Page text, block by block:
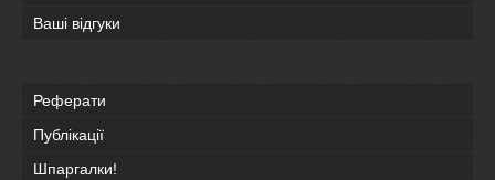
Ваші відгуки
Реферати
Публікації
Шпаргалки!